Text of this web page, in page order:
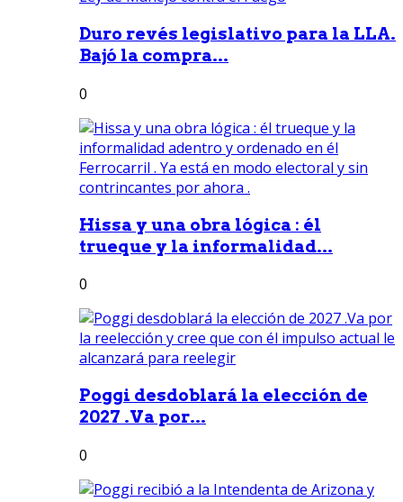
Duro revés legislativo para la LLA.
Bajó la compra...
0
Hissa y una obra lógica : él
trueque y la informalidad...
0
Poggi desdoblará la elección de
2027 .Va por...
0